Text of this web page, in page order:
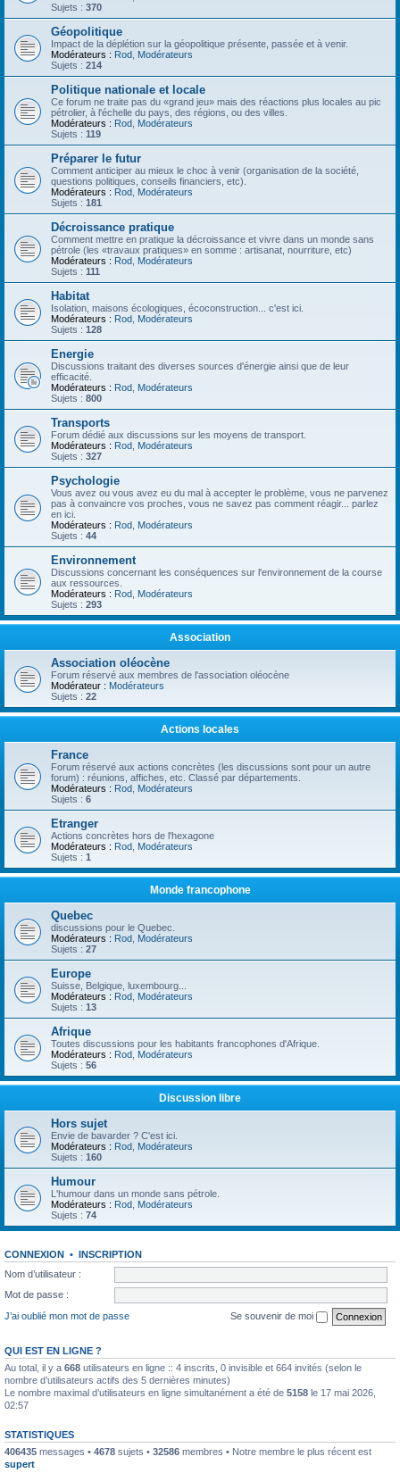
Sujets : 370
Géopolitique
Impact de la déplétion sur la géopolitique présente, passée et à venir.
Modérateurs : Rod Modérateurs
Sujets : 214
Politique nationale et locale
Ce forum ne traite pas du «grand jeu» mais des réactions plus locales au pic
pétrolier, à l'échelle du pays, des régions, ou des villes.
Modérateurs : Rod Modérateurs
Sujets : 119
Préparer le futur
Comment anticiper au mieux le choc à venir (organisation de la société,
questions politiques, conseils financiers, etc).
Modérateurs : Rod Modérateurs
Sujets : 181
Décroissance pratique
Comment mettre en pratique la décroissance et vivre dans un monde sans
pétrole (les «travaux pratiques» en somme : artisanat, nourriture, etc)
Modérateurs : Rod Modérateurs
Sujets : 111
Habitat
Isolation, maisons écologiques, écoconstruction... c'est ici.
Modérateurs : Rod Modérateurs
Sujets : 128
Energie
Discussions traitant des diverses sources d'énergie ainsi que de leur
efficacité.
Modérateurs : Rod Modérateurs
Sujets : 800
Transports
Forum dédié aux discussions sur les moyens de transport.
Modérateurs : Rod Modérateurs
Sujets : 327
Psychologie
Vous avez ou vous avez eu du mal à accepter le problème, vous ne parvenez
pas à convaincre vos proches, vous ne savez pas comment réagir... parlez
en ici.
Modérateurs : Rod Modérateurs
Sujets : 44
Environnement
Discussions concernant les conséquences sur l'environnement de la course
aux ressources.
Modérateurs : Rod Modérateurs
Sujets : 293
Association
Association oléocène
Forum réservé aux membres de l'association oléocène
Modérateur : Modérateurs
Sujets : 22
Actions locales
France
Forum réservé aux actions concrètes (les discussions sont pour un autre
forum) : réunions, affiches, etc. Classé par départements.
Modérateurs : Rod Modérateurs
Sujets : 6
Etranger
Actions concrètes hors de l'hexagone
Modérateurs : Rod Modérateurs
Sujets : 1
Monde francophone
Quebec
discussions pour le Quebec.
Modérateurs : Rod Modérateurs
Sujets : 27
Europe
Suisse, Belgique, luxembourg...
Modérateurs : Rod Modérateurs
Sujets : 13
Afrique
Toutes discussions pour les habitants francophones d'Afrique.
Modérateurs : Rod Modérateurs
Sujets : 56
Discussion libre
Hors sujet
Envie de bavarder ? C'est ici.
Modérateurs : Rod Modérateurs
Sujets : 160
Humour
L'humour dans un monde sans pétrole.
Modérateurs : Rod Modérateurs
Sujets : 74
CONNEXION • INSCRIPTION
Nom d’utilisateur :
Mot de passe :
J’ai oublié mon mot de passe
Se souvenir de moi
QUI EST EN LIGNE ?
Au total, il y a 668 utilisateurs en ligne :: 4 inscrits, 0 invisible et 664 invités (selon le
nombre d’utilisateurs actifs des 5 dernières minutes)
Le nombre maximal d’utilisateurs en ligne simultanément a été de 5158 le 17 mai 2026,
02:57
STATISTIQUES
406435 messages • 4678 sujets • 32586 membres • Notre membre le plus récent est
supert